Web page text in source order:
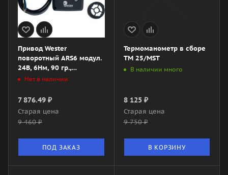
Привод Wester
поворотный ARS6 модул.
24В, 6Нм, 90 гр.,
60/120сек. 0-10В
Нет в наличии
7 876.49 ₽
Старая цена
9 460₽
ПОД ЗАКАЗ
Термоманометр в сборе
TM 25/MST
В наличии много
8 125₽
Старая цена
9 750₽
В КОРЗИНУ